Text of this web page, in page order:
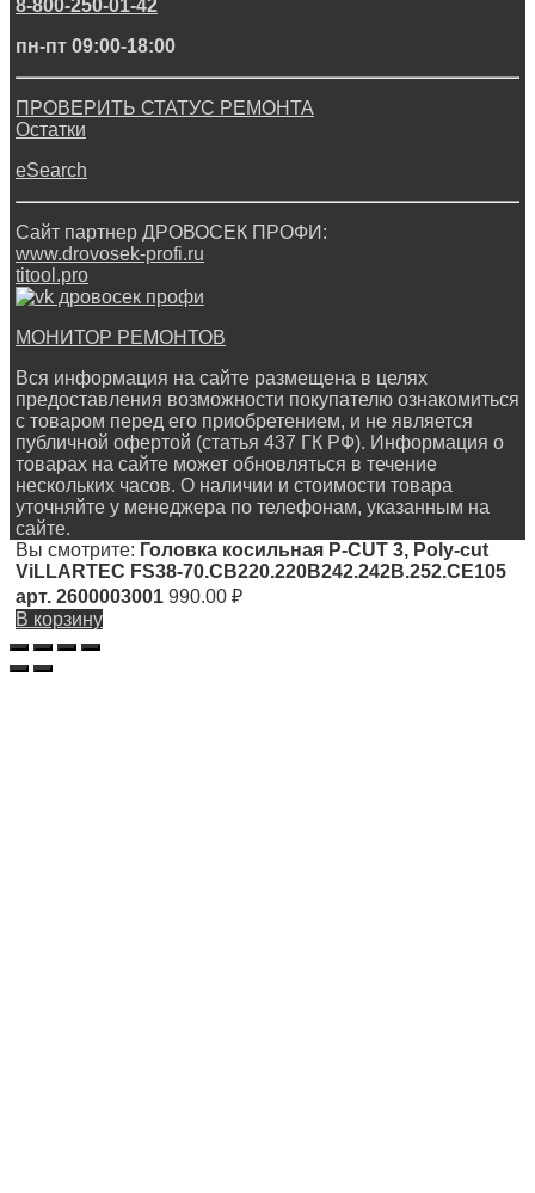
8-800-250-01-42
пн-пт 09:00-18:00
ПРОВЕРИТЬ СТАТУС РЕМОНТА
Остатки
eSearch
Сайт партнер ДРОВОСЕК ПРОФИ:
www.drovosek-profi.ru
titool.pro
МОНИТОР РЕМОНТОВ
Вся информация на сайте размещена в целях
предоставления возможности покупателю ознакомиться
с товаром перед его приобретением, и не является
публичной офертой (статья 437 ГК РФ). Информация о
товарах на сайте может обновляться в течение
нескольких часов. О наличии и стоимости товара
уточняйте у менеджера по телефонам, указанным на
сайте.
Вы смотрите: Головка косильная P-CUT 3, Poly-cut
ViLLARTEC FS38-70.CB220.220B242.242B.252.CE105
арт. 2600003001 990.00 ₽
В корзину